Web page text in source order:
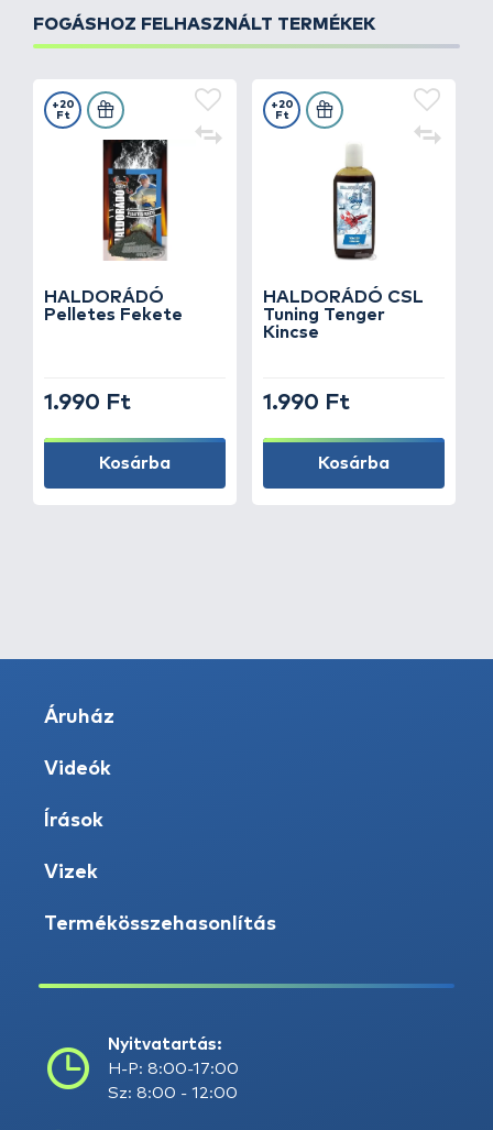
FOGÁSHOZ FELHASZNÁLT TERMÉKEK
HALDORÁDÓ
Pelletes Fekete
+20
Ft
1.990 Ft
Kosárba
HALDORÁDÓ CSL
Tuning Tenger
Kincse
+20
Ft
1.990 Ft
Kosárba
Áruház
Videók
Írások
Vizek
Termékösszehasonlítás
Nyitvatartás:
H-P: 8:00-17:00
Sz: 8:00 - 12:00